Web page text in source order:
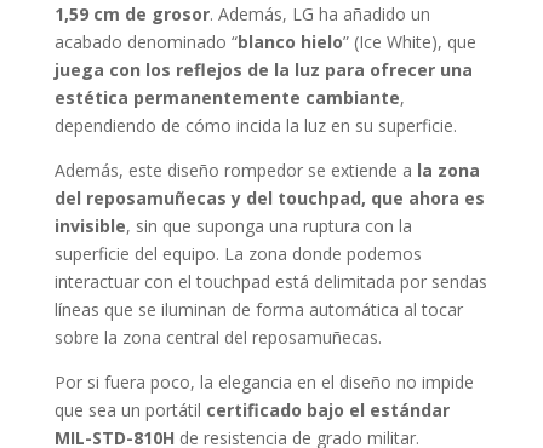
1,59 cm de grosor. Además, LG ha añadido un
acabado denominado “blanco hielo” (Ice White), que
juega con los reflejos de la luz para ofrecer una
estética permanentemente cambiante,
dependiendo de cómo incida la luz en su superficie.
Además, este diseño rompedor se extiende a la zona
del reposamuñecas y del touchpad, que ahora es
invisible, sin que suponga una ruptura con la
superficie del equipo. La zona donde podemos
interactuar con el touchpad está delimitada por sendas
líneas que se iluminan de forma automática al tocar
sobre la zona central del reposamuñecas.
Por si fuera poco, la elegancia en el diseño no impide
que sea un portátil certificado bajo el estándar
MIL-STD-810H de resistencia de grado militar.